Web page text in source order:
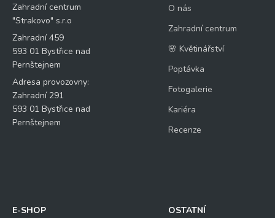
Zahradní centrum
"Strakovo" s.r.o
Zahradní 459
593 01 Bystřice nad
Pernštejnem
Adresa provozovny:
Zahradní 291
593 01 Bystřice nad
Pernštejnem
O nás
Zahradní centrum
🌸 Květinářství
Poptávka
Fotogalerie
Kariéra
Recenze
E-SHOP OSTATNÍ